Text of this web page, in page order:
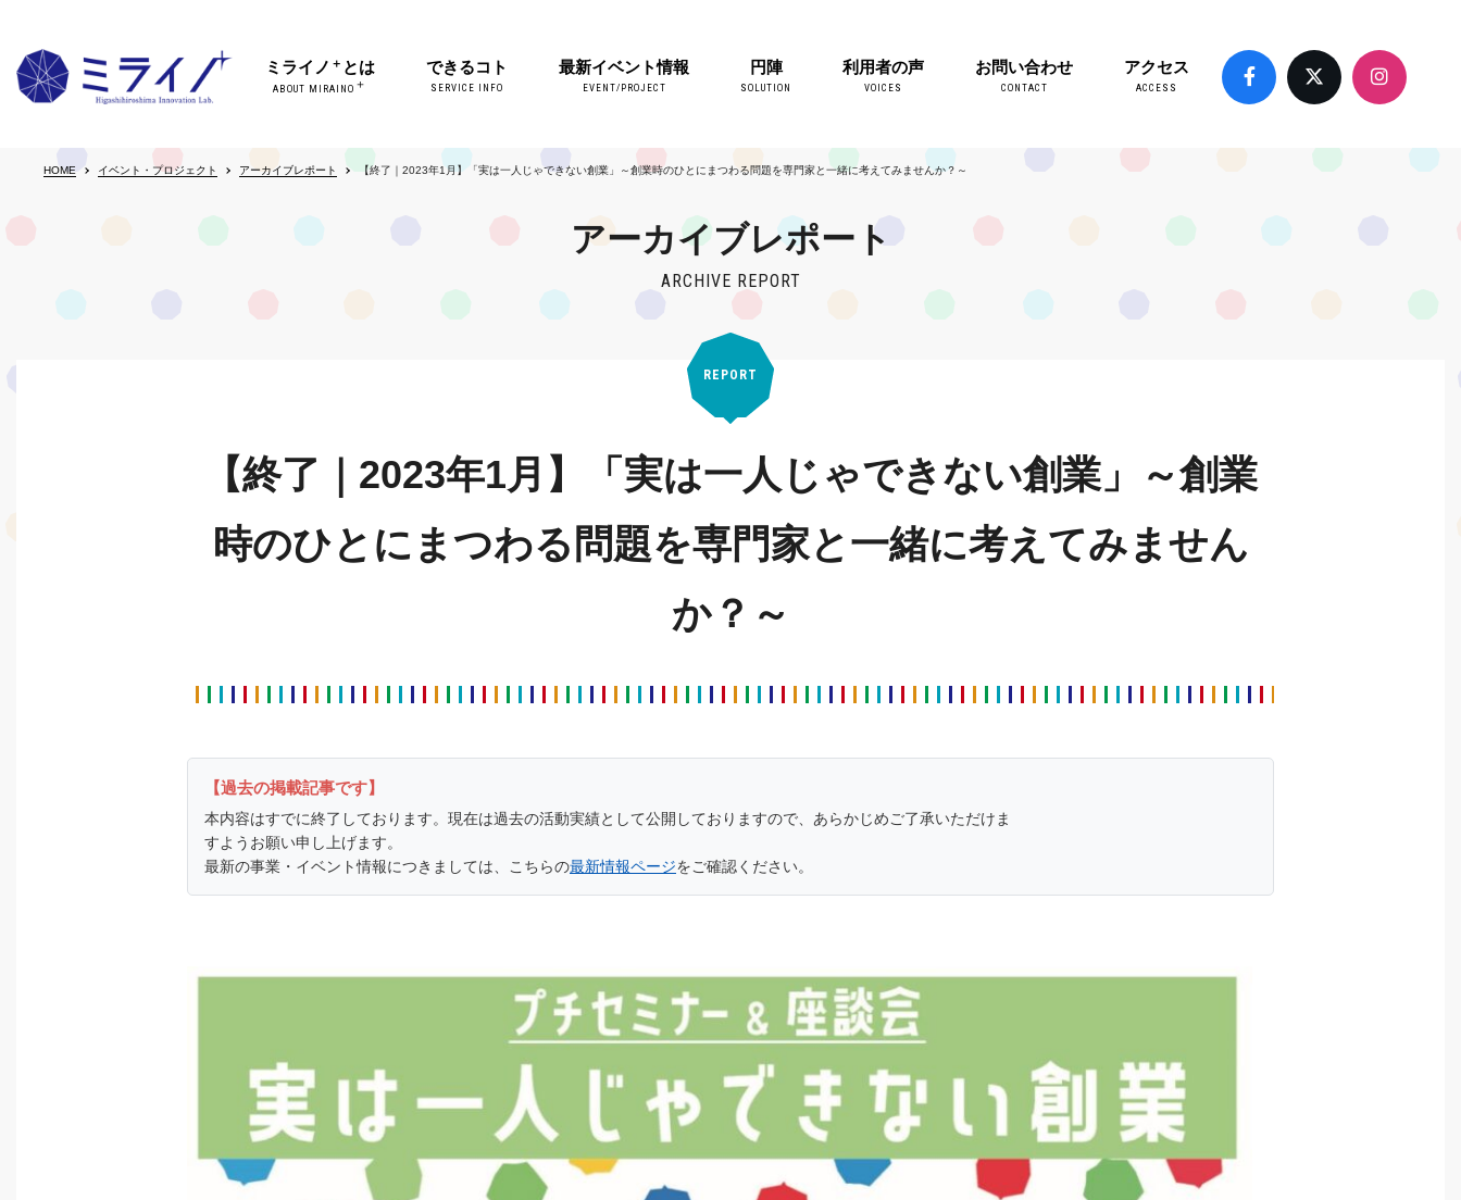
ミライノ ＋ とは
ABOUT MIRAINO ＋
できるコト
SERVICE INFO
最新イベント情報
EVENT/PROJECT
円陣
SOLUTION
利用者の声
VOICES
お問い合わせ
CONTACT
アクセス
ACCESS
HOME イベント・プロジェクト アーカイブレポート 【終了｜2023年1月】「実は一人じゃできない創業」～創業時のひとにまつわる問題を専門家と一緒に考えてみませんか？～
アーカイブレポート
ARCHIVE REPORT
REPORT
【終了｜2023年1月】「実は一人じゃできない創業」～創業
時のひとにまつわる問題を専門家と一緒に考えてみません
か？～
【過去の掲載記事です】
本内容はすでに終了しております。現在は過去の活動実績として公開しておりますので、あらかじめご了承いただけま
すようお願い申し上げます。
最新の事業・イベント情報につきましては、こちらの最新情報ページをご確認ください。